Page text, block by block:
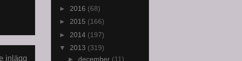
inlägg
► 2016 (68)
► 2015 (166)
► 2014 (197)
▼ 2013 (319)
► december (11)